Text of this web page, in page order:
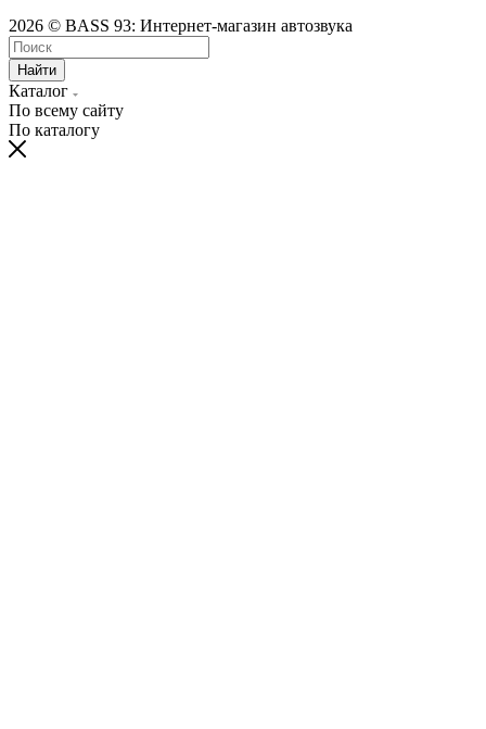
2026 © BASS 93: Интернет-магазин автозвука
Найти
Каталог
По всему сайту
По каталогу